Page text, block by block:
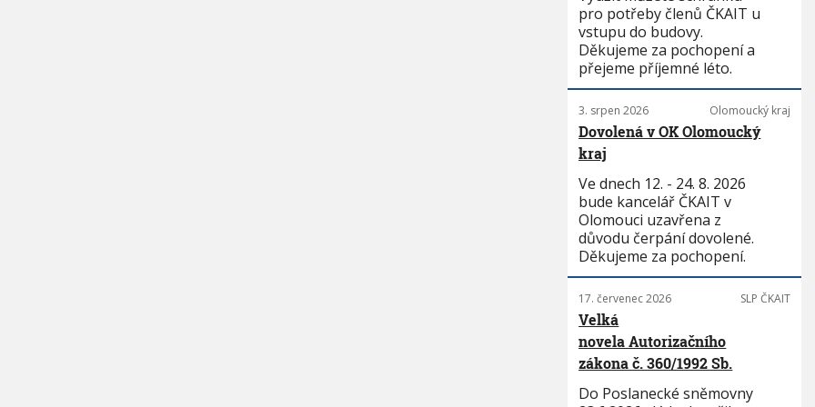
pro potřeby členů ČKAIT u
vstupu do budovy.
Děkujeme za pochopení a
přejeme příjemné léto.
3. srpen 2026 Olomoucký kraj
Dovolená v OK Olomoucký
kraj
Ve dnech 12. - 24. 8. 2026
bude kancelář ČKAIT v
Olomouci uzavřena z
důvodu čerpání dovolené.
Děkujeme za pochopení.
17. červenec 2026 SLP ČKAIT
Velká
novela Autorizačního
zákona č. 360/1992 Sb.
Do Poslanecké sněmovny